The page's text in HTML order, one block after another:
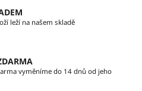
k
y
p
i
leží na našem skladě
vyměníme do 14 dnů od jeho